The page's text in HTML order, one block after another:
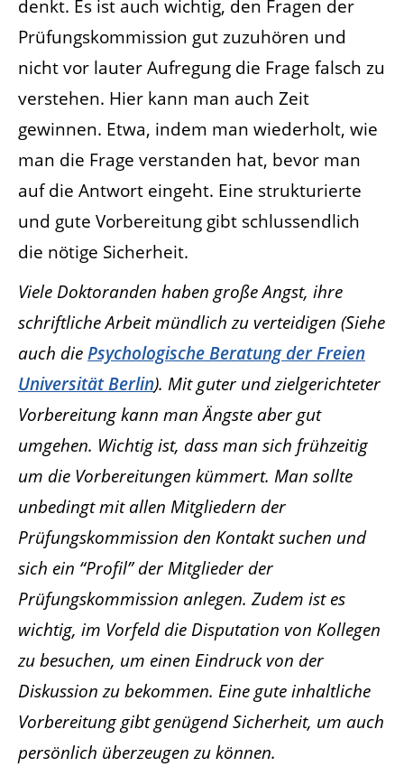
denkt. Es ist auch wichtig, den Fragen der
Prüfungskommission gut zuzuhören und
nicht vor lauter Aufregung die Frage falsch zu
verstehen. Hier kann man auch Zeit
gewinnen. Etwa, indem man wiederholt, wie
man die Frage verstanden hat, bevor man
auf die Antwort eingeht. Eine strukturierte
und gute Vorbereitung gibt schlussendlich
die nötige Sicherheit.
Viele Doktoranden haben große Angst, ihre
schriftliche Arbeit mündlich zu verteidigen (Siehe
auch diePsychologische Beratung der Freien
Universität Berlin). Mit guter und zielgerichteter
Vorbereitung kann man Ängste aber gut
umgehen. Wichtig ist, dass man sich frühzeitig
um die Vorbereitungen kümmert. Man sollte
unbedingt mit allen Mitgliedern der
Prüfungskommission den Kontakt suchen und
sich ein “Profil” der Mitglieder der
Prüfungskommission anlegen. Zudem ist es
wichtig, im Vorfeld die Disputation von Kollegen
zu besuchen, um einen Eindruck von der
Diskussion zu bekommen. Eine gute inhaltliche
Vorbereitung gibt genügend Sicherheit, um auch
persönlich überzeugen zu können.